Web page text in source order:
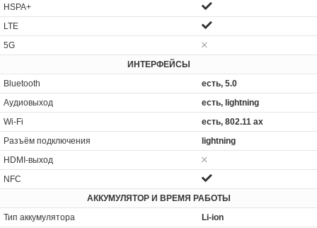
HSPA+
LTE
5G
ИНТЕРФЕЙСЫ
Bluetooth
есть, 5.0
Аудиовыход
есть, lightning
Wi-Fi
есть, 802.11 ax
Разъём подключения
lightning
HDMI-выход
NFC
АККУМУЛЯТОР И ВРЕМЯ РАБОТЫ
Тип аккумулятора
Li-ion